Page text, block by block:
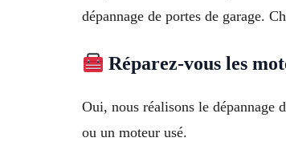
dépannage de portes de garage.
Réparez-vous les
Oui, nous réalisons le dépannage
ou un moteur usé.